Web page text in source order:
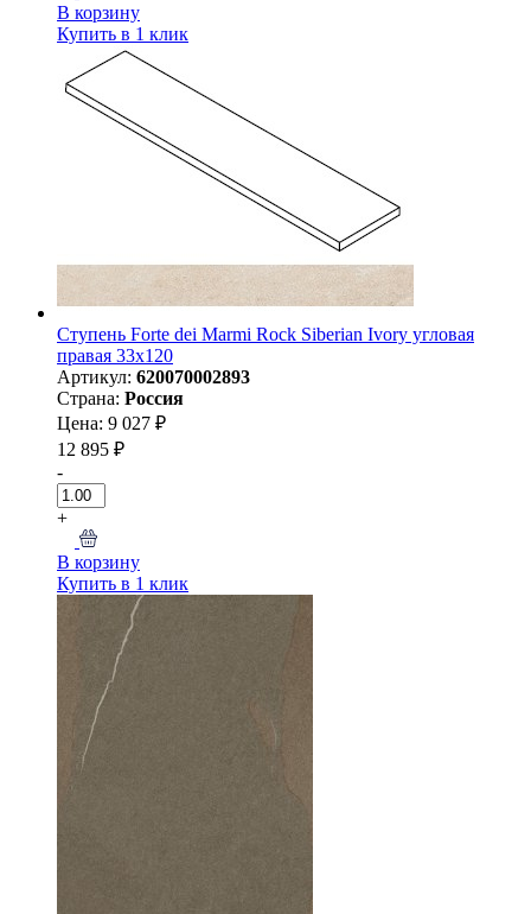
В корзину
Купить в 1 клик
Ступень Forte dei Marmi Rock Siberian Ivory угловая
правая 33x120
Артикул: 620070002893
Страна: Россия
Цена: 9 027 ₽
12 895 ₽
-
+
В корзину
Купить в 1 клик